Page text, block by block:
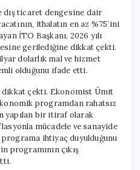
dış ticaret dengesine dair
ithalatın en az %75’ini
İTO Başkanı, 2026 yılı
gerilediğine dikkat çekti.
dolarlık mal ve hizmet
olduğunu ifade etti.
dikkat çekti. Ekonomist Ümit
programdan rahatsız
yapılan bir itiraf olarak
mücadele ve sanayide
ihtiyaç duyulduğunu
programının çıkış